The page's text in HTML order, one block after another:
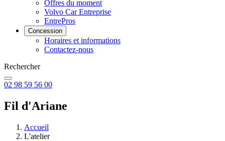
Offres du moment
Volvo Car Entreprise
EntrePros
Concession
Horaires et informations
Contactez-nous
Rechercher
02 98 59 56 00
Fil d'Ariane
Accueil
L'atelier